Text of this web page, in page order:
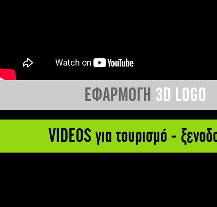
ΕΦΑΡΜΟΓΗ 3D LOGO
VIDEOS για τουρισμό -